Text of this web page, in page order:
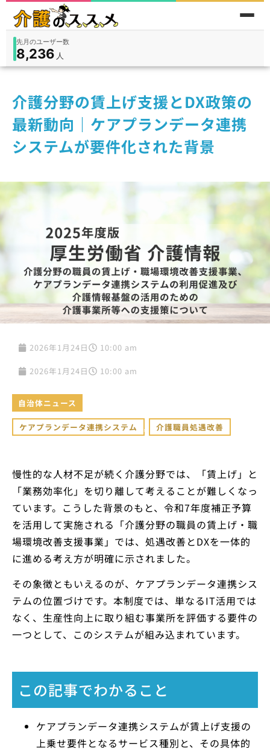
在宅9,360入所3,194
先月のユーザー数
8,236 人
件
介護分野の賃上げ支援とDX政策の
最新動向｜ケアプランデータ連携
システムが要件化された背景
2026年1月24日 10:00 am
2026年1月24日 10:00 am
自治体ニュース
ケアプランデータ連携システム , 介護職員処遇改善
慢性的な人材不足が続く介護分野では、「賃上げ」と
「業務効率化」を切り離して考えることが難しくなっ
ています。こうした背景のもと、令和7年度補正予算
を活用して実施される「介護分野の職員の賃上げ・職
場環境改善支援事業」では、処遇改善とDXを一体的
に進める考え方が明確に示されました。
その象徴ともいえるのが、ケアプランデータ連携シス
テムの位置づけです。本制度では、単なるIT活用では
なく、生産性向上に取り組む事業所を評価する要件の
一つとして、このシステムが組み込まれています。
この記事でわかること
ケアプランデータ連携システムが賃上げ支援の
上乗せ要件となるサービス種別と、その具体的